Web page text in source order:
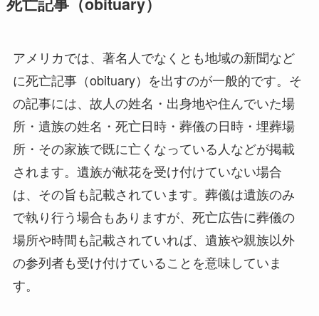
アメリカでは、著名人でなくとも地域の新聞など
に死亡記事（obituary）を出すのが一般的です。そ
の記事には、故人の姓名・出身地や住んでいた場
所・遺族の姓名・死亡日時・葬儀の日時・埋葬場
所・その家族で既に亡くなっている人などが掲載
されます。遺族が献花を受け付けていない場合
は、その旨も記載されています。葬儀は遺族のみ
で執り行う場合もありますが、死亡広告に葬儀の
場所や時間も記載されていれば、遺族や親族以外
の参列者も受け付けていることを意味していま
す。